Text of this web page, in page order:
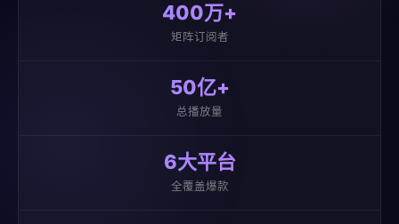
400万+
矩阵订阅者
50亿+
总播放量
6大平台
全覆盖爆款